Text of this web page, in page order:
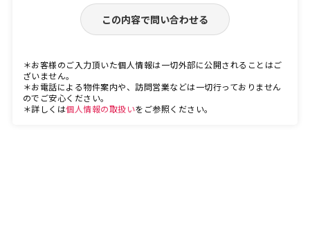
この内容で問い合わせる
＊お客様のご入力頂いた個人情報は一切外部に公開されることはご
ざいません。
＊お電話による物件案内や、訪問営業などは一切行っておりません
のでご安心ください。
＊詳しくは個人情報の取扱いをご参照ください。